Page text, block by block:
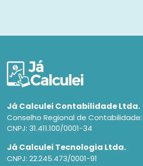
Já Calculei Contabilidade Ltda.
Conselho Regional de Contabilidade:
CNPJ: 31.411.100/0001-34
Já Calculei Tecnologia Ltda.
CNPJ: 22.245.473/0001-91